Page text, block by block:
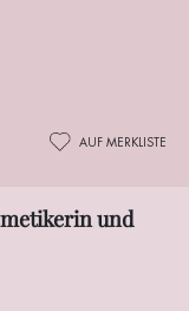
AUF MERKLISTE
und